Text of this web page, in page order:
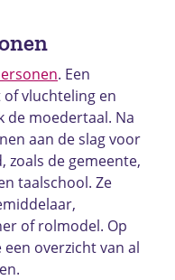
. Een
vluchteling en
de moedertaal. Na
aan de slag voor
zoals de gemeente,
taalschool. Ze
of rolmodel. Op
een overzicht van al